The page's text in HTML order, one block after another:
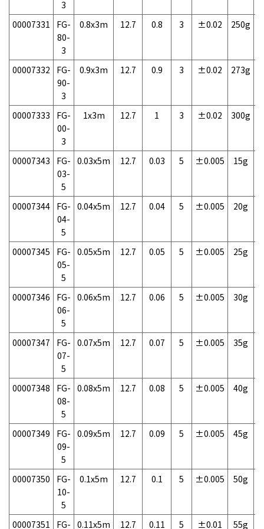
3
00007331
FG-
80-
3
0.8x3m 12.7 0.8 3 ±0.02 250g
00007332
FG-
90-
3
0.9x3m 12.7 0.9 3 ±0.02 273g
00007333
FG-
00-
3
1x3m 12.7 1 3 ±0.02 300g
00007343
FG-
03-
5
0.03x5m 12.7 0.03 5 ±0.005 15g
00007344 FG-
04-
5
0.04x5m 12.7 0.04 5 ±0.005 20g
00007345
FG-
05-
5
0.05x5m 12.7 0.05 5 ±0.005 25g
00007346
FG-
06-
5
0.06x5m 12.7 0.06 5 ±0.005 30g
00007347
FG-
07-
5
0.07x5m 12.7 0.07 5 ±0.005 35g
00007348
FG-
08-
5
0.08x5m 12.7 0.08 5 ±0.005 40g
00007349
FG-
09-
5
0.09x5m 12.7 0.09 5 ±0.005 45g
00007350
FG-
10-
5
0.1x5m 12.7 0.1 5 ±0.005 50g
00007351
FG- 0.11x5m 12.7 0.11 5 ±0.01 55g